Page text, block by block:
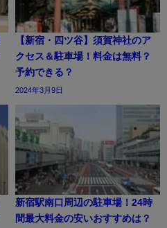
【新宿・四ツ谷】須賀神社のア
クセス＆駐車場！料金は無料？
予約できる？
2024年3月9日
新宿駅南口周辺の駐車場！24時
間最大料金の安いおすすめは？